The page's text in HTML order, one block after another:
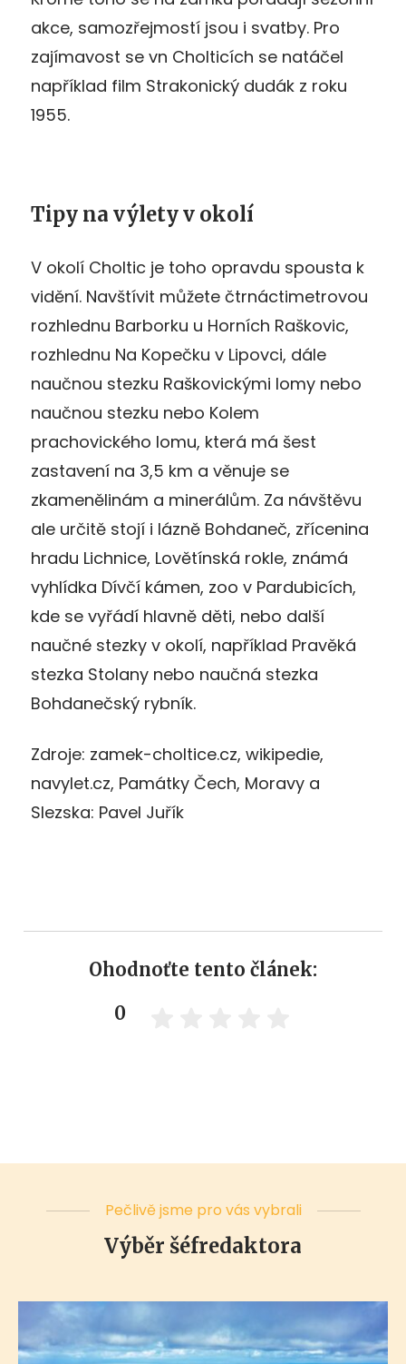
akce, samozřejmostí jsou i svatby. Pro
zajímavost se vn Cholticích se natáčel
například film Strakonický dudák z roku
1955.
Tipy na výlety v okolí
V okolí Choltic je toho opravdu spousta k
vidění. Navštívit můžete čtrnáctimetrovou
rozhlednu Barborku u Horních Raškovic,
rozhlednu Na Kopečku v Lipovci, dále
naučnou stezku Raškovickými lomy nebo
naučnou stezku nebo Kolem
prachovického lomu, která má šest
zastavení na 3,5 km a věnuje se
zkamenělinám a minerálům. Za návštěvu
ale určitě stojí i lázně Bohdaneč, zřícenina
hradu Lichnice, Lovětínská rokle, známá
vyhlídka Dívčí kámen, zoo v Pardubicích,
kde se vyřádí hlavně děti, nebo další
naučné stezky v okolí, například Pravěká
stezka Stolany nebo naučná stezka
Bohdanečský rybník.
Zdroje: zamek-choltice.cz, wikipedie,
navylet.cz, Památky Čech, Moravy a
Slezska: Pavel Juřík
Ohodnoťte tento článek:
0
Pečlivě jsme pro vás vybrali
Výběr šéfredaktora